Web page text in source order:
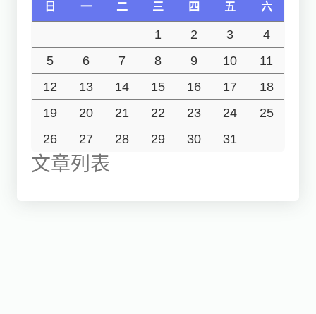
日 一 二 三 四 五 六
1 2 3
4
5
6 7 8 9 10
11
12
13 14 15 16 17
18
19
20 21 22 23 24
25
26
27 28 29 30 31
文章列表